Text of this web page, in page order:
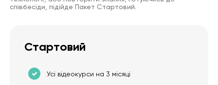
співбесіди, підійде Пакет Стартовий.
Стартовий
Усі відеокурси на 3 місяці